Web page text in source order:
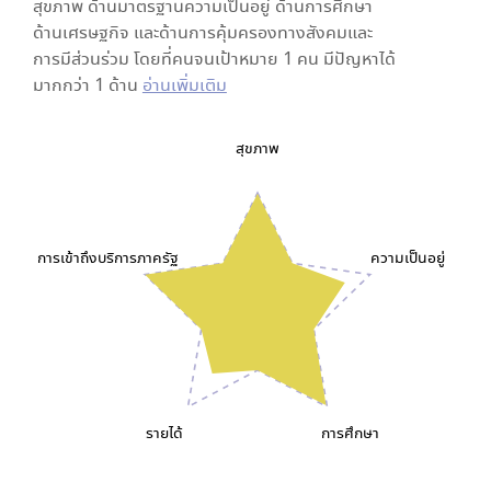
สุขภาพ ด้านมาตรฐานความเป็นอยู่ ด้านการศึกษา
ด้านเศรษฐกิจ และด้านการคุ้มครองทางสังคมและ
การมีส่วนร่วม โดยที่คนจนเป้าหมาย 1 คน มีปัญหาได้
มากกว่า 1 ด้าน อ่านเพิ่มเติม
สุขภาพ
ความเป็นอยู่
การศึกษา
รายได้
การเข้าถึงบริการภาครัฐ